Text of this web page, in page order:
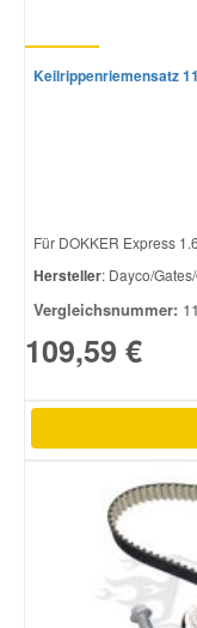
Keilrippenriemensatz
Für DOKKER Express
Hersteller: Dayco/
Vergleichsnummer:
109,59 €